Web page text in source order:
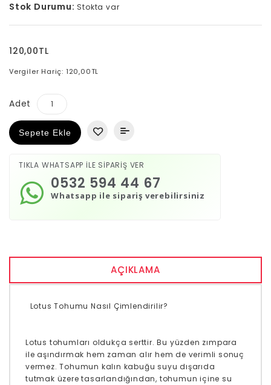
Stok Durumu: Stokta var
120,00TL
Vergiler Hariç: 120,00TL
Adet
Sepete Ekle
TIKLA WHATSAPP İLE SİPARİŞ VER
Whatsapp ile sipariş verebilirsiniz
0532 594 44 67
AÇIKLAMA
Lotus Tohumu Nasıl Çimlendirilir?
Lotus tohumları oldukça serttir. Bu yüzden zımpara
ile aşındırmak hem zaman alır hem de verimli sonuç
vermez. Tohumun kalın kabuğu suyu dışarıda
tutmak üzere tasarlandığından, tohumun içine su